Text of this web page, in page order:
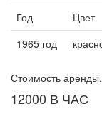
Год Цвет
1965 год
Стоимость
12000 В ЧАС